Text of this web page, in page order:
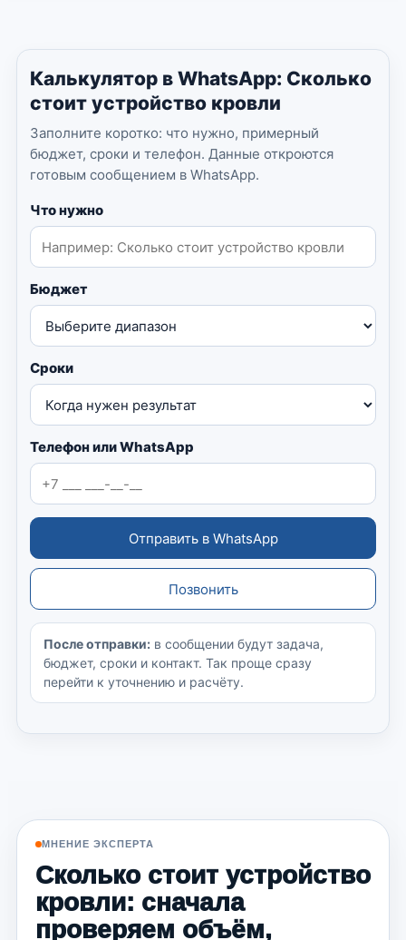
Калькулятор в WhatsApp: Сколько
стоит устройство кровли
Заполните коротко: что нужно, примерный
бюджет, сроки и телефон. Данные откроются
готовым сообщением в WhatsApp.
Что нужно
Бюджет
Сроки
Телефон или WhatsApp
Отправить в WhatsApp
Позвонить
После отправки: в сообщении будут задача,
бюджет, сроки и контакт. Так проще сразу
перейти к уточнению и расчёту.
МНЕНИЕ ЭКСПЕРТА
Сколько стоит устройство
кровли: сначала
проверяем объём,